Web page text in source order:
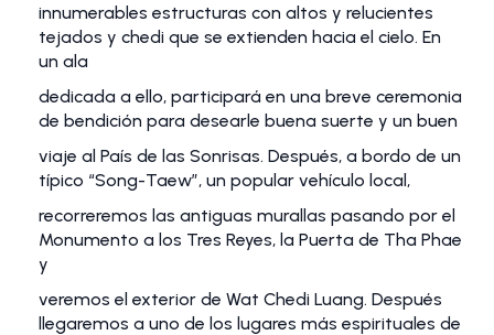
innumerables estructuras con altos y relucientes
tejados y chedi que se extienden hacia el cielo. En
un ala
dedicada a ello, participará en una breve ceremonia
de bendición para desearle buena suerte y un buen
viaje al País de las Sonrisas. Después, a bordo de un
típico “Song-Taew”, un popular vehículo local,
recorreremos las antiguas murallas pasando por el
Monumento a los Tres Reyes, la Puerta de Tha Phae
y
veremos el exterior de Wat Chedi Luang. Después
llegaremos a uno de los lugares más espirituales de